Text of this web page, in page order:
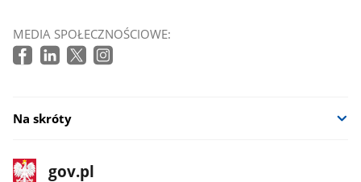
MEDIA SPOŁECZNOŚCIOWE:
Na skróty
stopkaStrona
gov.pl